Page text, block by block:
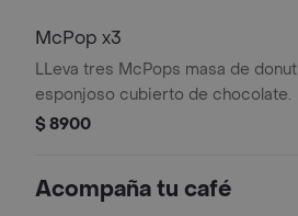
McPop x3
LLeva tres McPops masa de donut
esponjoso cubierto de chocolate.
$ 8900
Acompaña tu café